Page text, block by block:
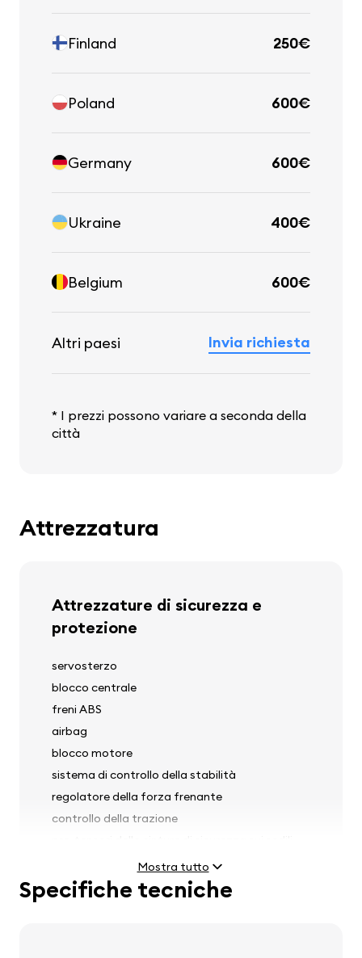
Finland 250€
Poland 600€
Germany 600€
Ukraine 400€
Belgium 600€
Altri paesi Invia richiesta
* I prezzi possono variare a seconda della
città
Attrezzatura
Attrezzature di sicurezza e
protezione
servosterzo
blocco centrale
freni ABS
airbag
blocco motore
sistema di controllo della stabilità
regolatore della forza frenante
controllo della trazione
Mostra tutto
Specifiche tecniche